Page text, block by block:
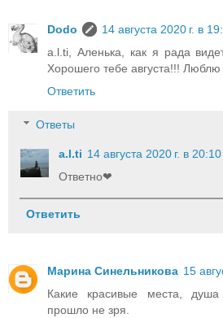
Dodo
14 августа 2020 г. в
a.l.ti, Аленька, как я рада
Хорошего тебе августа!!! Люблю
Ответить
Ответы
a.l.ti 14 августа 2020 г. в 20:10
Ответно❤
Ответить
Марина Синельникова 15
Какие красивые места,
прошло не зря.